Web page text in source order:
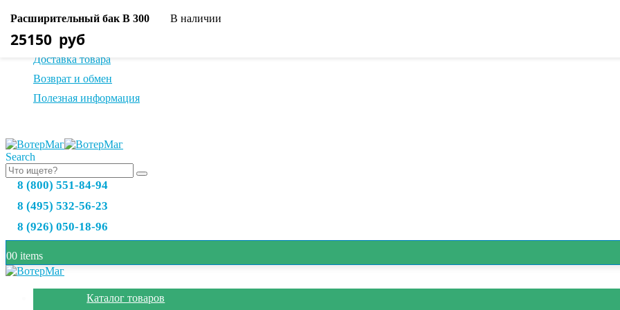
О нас
Оплата товара
Доставка товара
Возврат и обмен
Полезная информация
Search
8 (800) 551-84-94
8 (495) 532-56-23
8 (926) 050-18-96
00 items
Каталог товаров
Расширительный бак В 300
25150 руб
В наличии